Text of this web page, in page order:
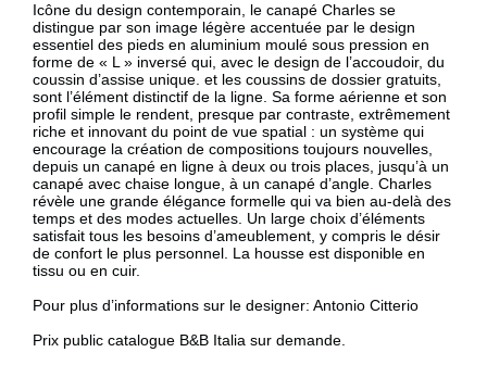
Icône du design contemporain, le canapé Charles se
distingue par son image légère accentuée par le design
essentiel des pieds en aluminium moulé sous pression en
forme de « L » inversé qui, avec le design de l’accoudoir, du
coussin d’assise unique. et les coussins de dossier gratuits,
sont l’élément distinctif de la ligne. Sa forme aérienne et son
profil simple le rendent, presque par contraste, extrêmement
riche et innovant du point de vue spatial : un système qui
encourage la création de compositions toujours nouvelles,
depuis un canapé en ligne à deux ou trois places, jusqu’à un
canapé avec chaise longue, à un canapé d’angle. Charles
révèle une grande élégance formelle qui va bien au-delà des
temps et des modes actuelles. Un large choix d’éléments
satisfait tous les besoins d’ameublement, y compris le désir
de confort le plus personnel. La housse est disponible en
tissu ou en cuir.
Pour plus d’informations sur le designer: Antonio Citterio
Prix public catalogue B&B Italia sur demande.